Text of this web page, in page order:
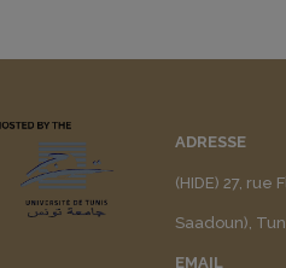
ADRESSE
(HIDE) 27, rue
Saadoun),
EMAIL